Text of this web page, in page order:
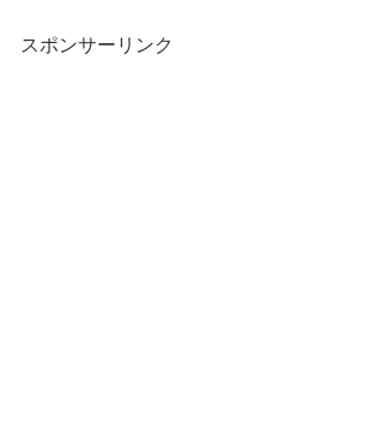
スポンサーリンク